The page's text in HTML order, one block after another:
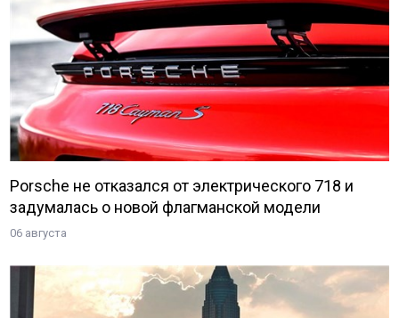
Porsche не отказался от электрического 718 и
задумалась о новой флагманской модели
06 августа